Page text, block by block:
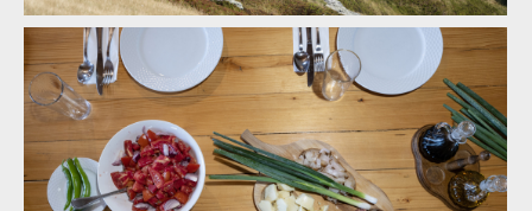
zážitek
Legends of Gugu - Heli-eBike Camp v Rumunsku je velkolepý
Legends of Gugu - Heli-eBike Camp v Rumunsku je velkolepý
zážitek
Legends of Gugu - Heli-eBike Camp v Rumunsku je velkolepý
zážitek